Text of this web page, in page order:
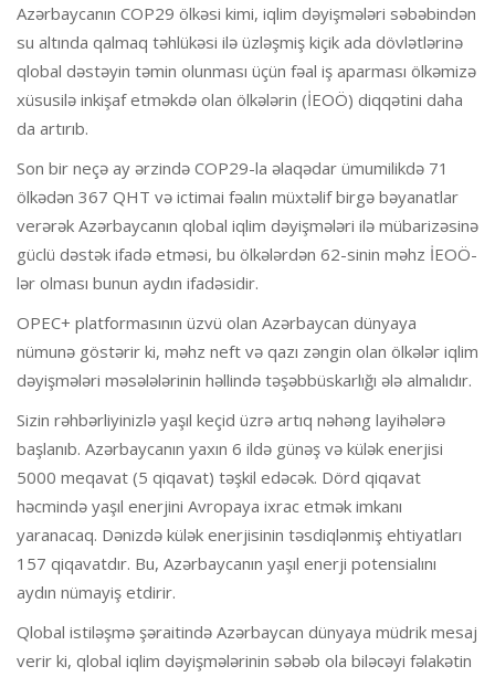
Azərbaycanın COP29 ölkəsi kimi, iqlim dəyişmələri səbəbindən
su altında qalmaq təhlükəsi ilə üzləşmiş kiçik ada dövlətlərinə
qlobal dəstəyin təmin olunması üçün fəal iş aparması ölkəmizə
xüsusilə inkişaf etməkdə olan ölkələrin (İEOÖ) diqqətini daha
da artırıb.
Son bir neçə ay ərzində COP29-la əlaqədar ümumilikdə 71
ölkədən 367 QHT və ictimai fəalın müxtəlif birgə bəyanatlar
verərək Azərbaycanın qlobal iqlim dəyişmələri ilə mübarizəsinə
güclü dəstək ifadə etməsi, bu ölkələrdən 62-sinin məhz İEOÖ-
lər olması bunun aydın ifadəsidir.
OPEC+ platformasının üzvü olan Azərbaycan dünyaya
nümunə göstərir ki, məhz neft və qazı zəngin olan ölkələr iqlim
dəyişmələri məsələlərinin həllində təşəbbüskarlığı ələ almalıdır.
Sizin rəhbərliyinizlə yaşıl keçid üzrə artıq nəhəng layihələrə
başlanıb. Azərbaycanın yaxın 6 ildə günəş və külək enerjisi
5000 meqavat (5 qiqavat) təşkil edəcək. Dörd qiqavat
həcmində yaşıl enerjini Avropaya ixrac etmək imkanı
yaranacaq. Dənizdə külək enerjisinin təsdiqlənmiş ehtiyatları
157 qiqavatdır. Bu, Azərbaycanın yaşıl enerji potensialını
aydın nümayiş etdirir.
Qlobal istiləşmə şəraitində Azərbaycan dünyaya müdrik mesaj
verir ki, qlobal iqlim dəyişmələrinin səbəb ola biləcəyi fəlakətin